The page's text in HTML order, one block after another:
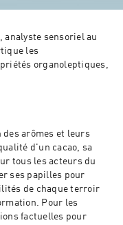
analyste sensoriel au
les
organoleptiques,
arômes et leurs
d'un cacao, sa
tous les acteurs du
ses papilles pour
de chaque terroir
Pour les
factuelles pour